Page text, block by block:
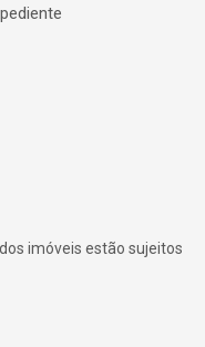
imóveis estão sujeitos